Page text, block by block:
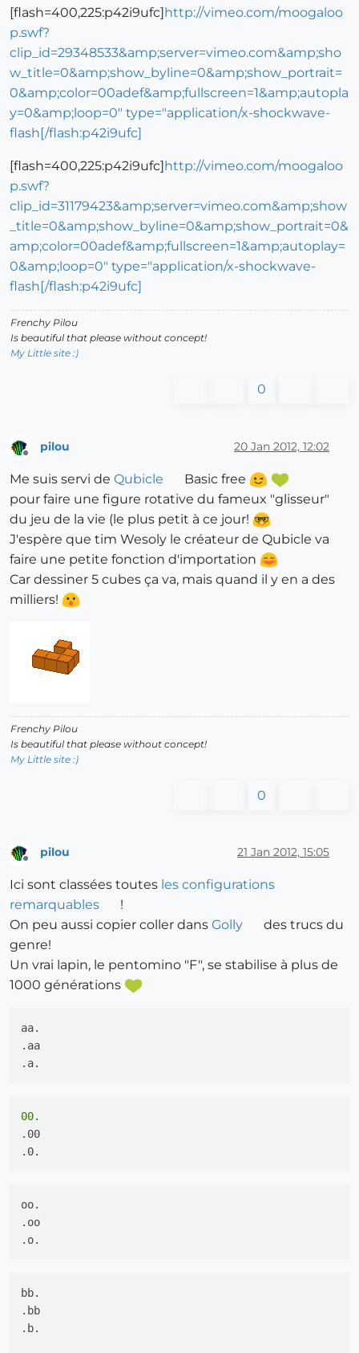
[flash=400,225:p42i9ufc] http://vimeo.com/moogaloo
p.swf?
clip_id=29348533&amp;server=vimeo.com&amp;sho
w_title=0&amp;show_byline=0&amp;show_portrait=
0&amp;color=00adef&amp;fullscreen=1&amp;autopla
y=0&amp;loop=0" type="application/x-shockwave-
flash[/flash:p42i9ufc]
[flash=400,225:p42i9ufc] http://vimeo.com/moogaloo
p.swf?
clip_id=31179423&amp;server=vimeo.com&amp;show
_title=0&amp;show_byline=0&amp;show_portrait=0&
amp;color=00adef&amp;fullscreen=1&amp;autoplay=
0&amp;loop=0" type="application/x-shockwave-
flash[/flash:p42i9ufc]
Frenchy Pilou
Is beautiful that please without concept!
My Little site :)
0
Offline
pilou 20 Jan 2012, 12:02
Me suis servi de Qubicle
Basic free
pour faire une figure rotative du fameux "glisseur"
du jeu de la vie (le plus petit à ce jour!
J'espère que tim Wesoly le créateur de Qubicle va
faire une petite fonction d'importation
Car dessiner 5 cubes ça va, mais quand il y en a des
milliers!
Frenchy Pilou
Is beautiful that please without concept!
My Little site :)
0
pilou 21 Jan 2012, 15:05
Ici sont classées toutes les configurations
remarquables
!
On peu aussi copier coller dans Golly
des trucs du
genre!
Un vrai lapin, le pentomino "F", se stabilise à plus de
1000 générations
aa.
.aa
00.
.00
oo.
.oo
bb.
.bb
.b.